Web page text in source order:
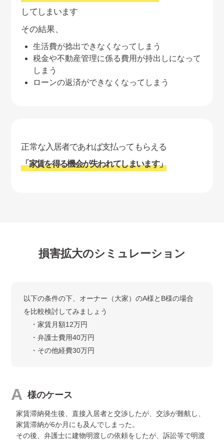
してしまいます
その結果、
生活費が捻出できなくなってしまう
税金や不動産管理に係る費用が持出しになって
しまう
ローンの返済ができなくなってしまう
正常な入居者であれば支払ってもらえる
「家賃を得る機会が失われてしまいます」
損害拡大のシミュレーション
以下の条件の下、オーナー（大家）のA様とB様の場合
を比較検討してみましょう
・家賃月額12万円
・弁護士費用40万円
・その他経費30万円
A 様のケース
家賃滞納発生後、直接入居者と交渉したが、交渉が難航し、
家賃滞納が6か月にも及んでしまった。
その後、弁護士に建物明渡しの依頼をしたが、訴訟等で明渡